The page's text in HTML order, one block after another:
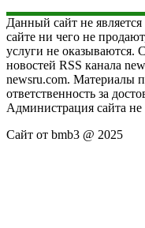
Данный сайт не
сайте ни чего не
услуги не оказываются.
новостей RSS канала
newsru.com. Материалы
ответственность за
Администрация сайта не
Сайт от bmb3 @ 2025